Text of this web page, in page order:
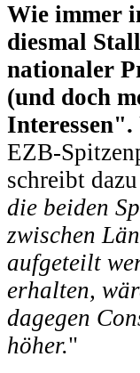
Wie immer
diesmal
nationaler
(und doch
Interessen".
EZB-
schreibt
die beiden
zwischen
aufgeteilt
erhalten,
dagegen
höher."